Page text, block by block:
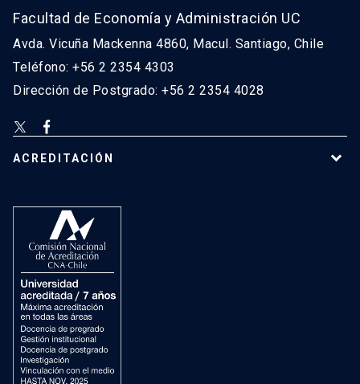
Facultad de Economía y Administración UC
Avda. Vicuña Mackenna 4860, Macul. Santiago, Chile
Teléfono: +56 2 2354 4303
Dirección de Postgrado: +56 2 2354 4028
ACREDITACIÓN